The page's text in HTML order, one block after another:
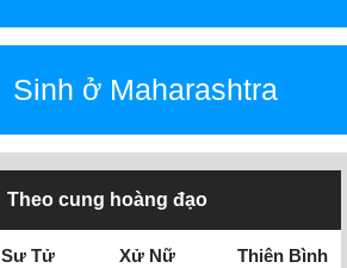
Sinh ở Maharashtra
Theo cung hoàng đạo
Sư Tử Xử Nữ Thiên Bình